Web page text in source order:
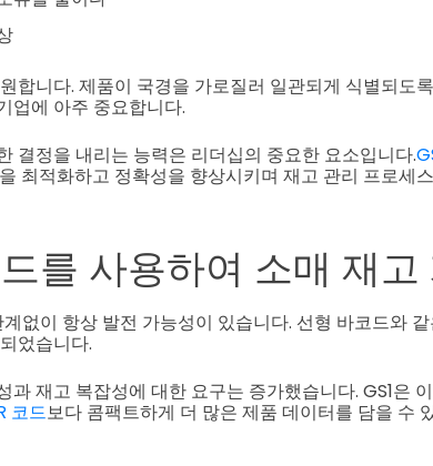
합니다. 제품이 국경을 가로질러 일관되게 식별되도
업에 아주 중요합니다.
결정을 내리는 능력은 리더십의 중요한 요소입니다.
최적화하고 정확성을 향상시키며 재고 관리 프로세
를 사용하여 소매 재고
없이 항상 발전 가능성이 있습니다. 선형 바코드와
었습니다.
과 재고 복잡성에 대한 요구는 증가했습니다. GS1은
코드보다 콤팩트하게 더 많은 제품 데이터를 담을 수